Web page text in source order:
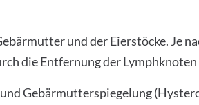
und der Eierstöcke. Je
die Entfernung der
Gebärmutterspiegelung